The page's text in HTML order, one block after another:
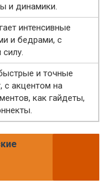
и динамики.
интенсивные
и бедрами, с
и точные
с акцентом на
как гайдеты,